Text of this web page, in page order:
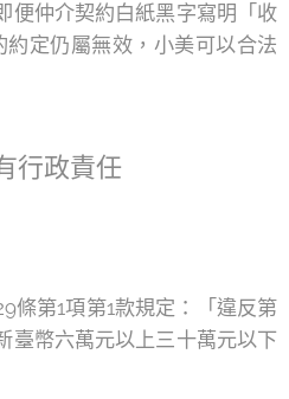
便仲介契約白紙黑字寫明「收
約定仍屬無效，小美可以合法
行政責任
條第1項第1款規定：「違反第
臺幣六萬元以上三十萬元以下